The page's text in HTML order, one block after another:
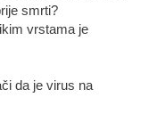
smrti?
vrstama je
da je virus na